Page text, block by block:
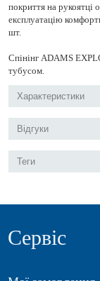
покриття на рукоятці
експлуатацію
шт.
Спінінг ADAMS
тубусом.
Характеристики
Відгуки
Теги
Сервіс